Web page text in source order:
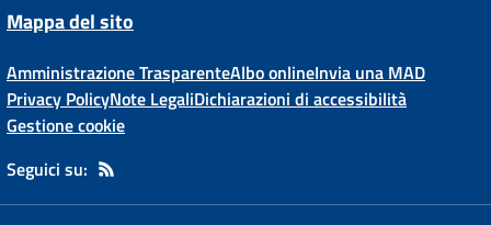
Mappa del sito
Amministrazione TrasparenteAlbo onlineInvia una MAD
Privacy PolicyNote LegaliDichiarazioni di accessibilità
Gestione cookie
Seguici su: